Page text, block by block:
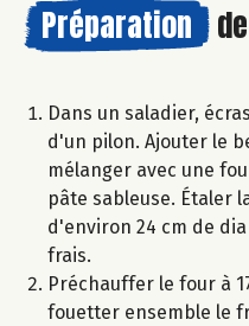
Préparation
Dans un saladier,
d'un pilon. Ajouter le
mélanger avec une
pâte sableuse. Étaler
d'environ 24 cm de
frais.
Préchauffer le four à
fouetter ensemble le